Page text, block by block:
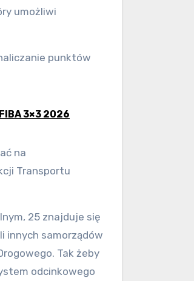
umożliwi
punktów
3×3 2026
na
Transportu
25 znajduje się
innych samorządów
Tak żeby
odcinkowego